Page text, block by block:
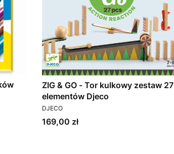
ZIG & GO - Tor kulkowy zestaw 27
elementów Djeco
PRODUCENT
DJECO
Cena
169,00 zł